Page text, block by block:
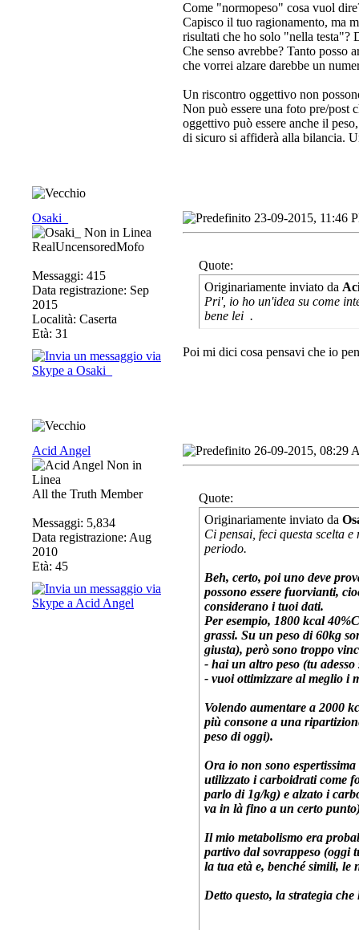
Come "normopeso" cosa vuol
Capisco il tuo ragionamento, ma
risultati che ho solo "nella testa"?
Che senso avrebbe? Tanto posso
che vorrei alzare darebbe un
Un riscontro oggettivo non
Non può essere una foto pre/post
oggettivo può essere anche il
di sicuro si affiderà alla bilancia.
Osaki_
RealUncensoredMofo
Messaggi: 415
Data registrazione: Sep
2015
Località: Caserta
Età: 31
23-09-2015, 11:46
Quote:
Originariamente inviato da
Pri', io ho un'idea su come
bene lei .
Poi mi dici cosa pensavi che io
Acid Angel
All the Truth Member
Messaggi: 5,834
Data registrazione: Aug
2010
Età: 45
26-09-2015, 08:29
Quote:
Originariamente inviato da
Ci pensai, feci questa scelta
periodo.
Beh, certo, poi uno deve
possono essere fuorvianti,
considerano i tuoi dati.
Per esempio, 1800 kcal
grassi. Su un peso di 60kg
giusta), però sono troppo
- hai un altro peso (tu adesso
- vuoi ottimizzare al meglio i
Volendo aumentare a 2000
più consone a una
peso di oggi).
Ora io non sono
utilizzato i carboidrati come
parlo di 1g/kg) e alzato i
va in là fino a un certo
Il mio metabolismo era
partivo dal sovrappeso (oggi
la tua età e, benché simili, le
Detto questo, la strategia